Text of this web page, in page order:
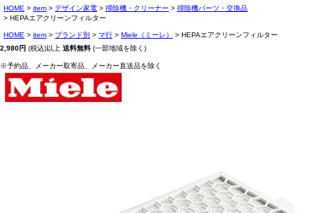
HOME item デザイン家電 掃除機・クリーナー
掃除機パーツ・交換品
HEPAエアクリーンフィルター
HOME item ブランド別 マ行 Miele（ミーレ）
HEPAエアクリーンフィルター
2,980円 (税込)以上 送料無料 (一部地域を除く)
※予約品、メーカー取寄品、メーカー直送品を除く